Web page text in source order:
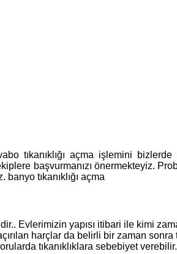
tıkanıklığı açma işlemini
başvurmanızı önermekteyiz.
tıkanıklığı açma
Evlerimizin yapısı itibari ile kimi
harçlar da belirli bir zaman sonra
tıkanıklıklara sebebiyet verebilir.